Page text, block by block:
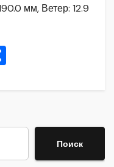
мм, Ветер: 12.9
в
и Поиск